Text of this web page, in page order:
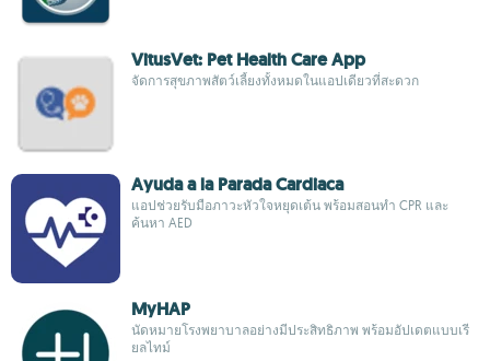
VitusVet: Pet Health Care App
จัดการสุขภาพสัตว์เลี้ยงทั้งหมดในแอปเดียวที่สะดวก
Ayuda a la Parada Cardiaca
แอปช่วยรับมือภาวะหัวใจหยุดเต้น พร้อมสอนทำ CPR และ
ค้นหา AED
MyHAP
นัดหมายโรงพยาบาลอย่างมีประสิทธิภาพ พร้อมอัปเดตแบบเรี
ยลไทม์